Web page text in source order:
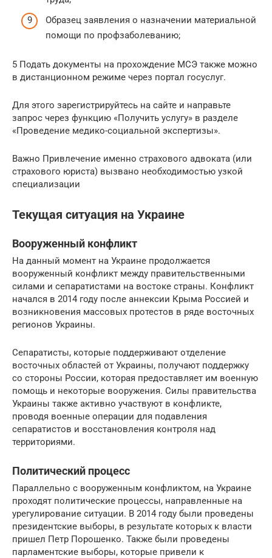
Образец заявления о назначении материальной
помощи по профзаболеванию;
5 Подать документы на прохождение МСЭ также можно
в дистанционном режиме через портал госуслуг.
Для этого зарегистрируйтесь на сайте и направьте
запрос через функцию «Получить услугу» в разделе
«Проведение медико-социальной экспертизы».
Важно Привлечение именно страхового адвоката (или
страхового юриста) вызвано необходимостью узкой
специализации
Текущая ситуация на Украине
Вооруженный конфликт
На данный момент на Украине продолжается
вооруженный конфликт между правительственными
силами и сепаратистами на востоке страны. Конфликт
начался в 2014 году после аннексии Крыма Россией и
возникновения массовых протестов в ряде восточных
регионов Украины.
Сепаратисты, которые поддерживают отделение
восточных областей от Украины, получают поддержку
со стороны России, которая предоставляет им военную
помощь и некоторые вооружения. Силы правительства
Украины также активно участвуют в конфликте,
проводя военные операции для подавления
сепаратистов и восстановления контроля над
территориями.
Политический процесс
Параллельно с вооруженным конфликтом, на Украине
проходят политические процессы, направленные на
урегулирование ситуации. В 2014 году были проведены
президентские выборы, в результате которых к власти
пришел Петр Порошенко. Также были проведены
парламентские выборы, которые привели к